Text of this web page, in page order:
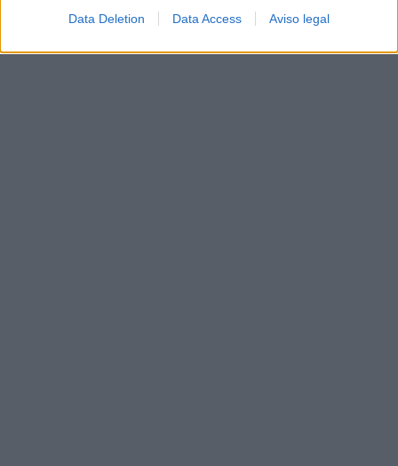
Data Deletion Data Access Aviso legal